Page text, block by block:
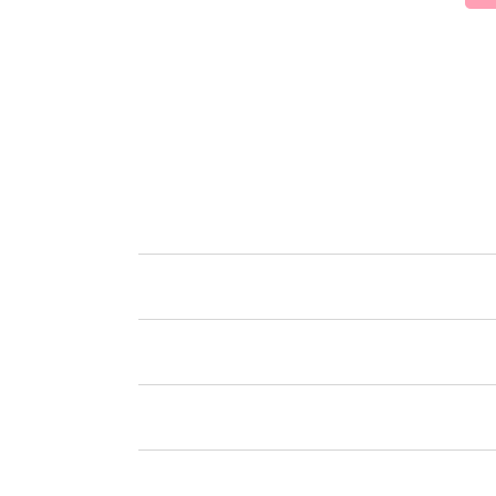
البحث في المقررات الدراسية